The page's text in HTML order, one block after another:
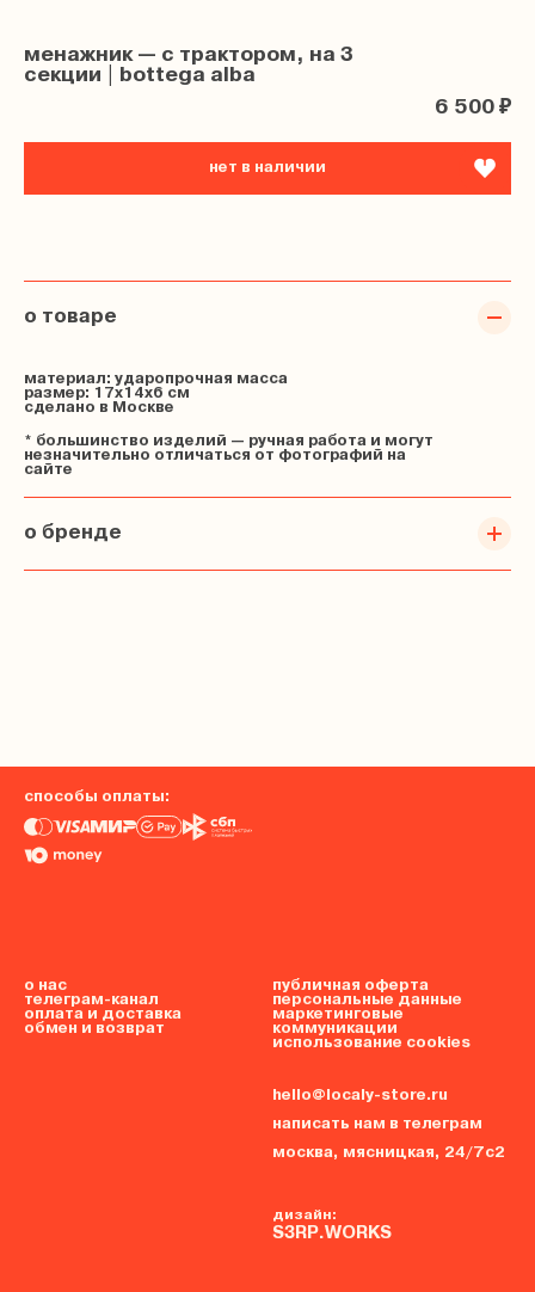
менажник — с трактором, на 3
секции | bottega alba
6 500 ₽
нет в наличии
о товаре
материал: ударопрочная масса
размер: 17х14х6 см
сделано в Москве
* большинство изделий — ручная работа и могут
незначительно отличаться от фотографий на
сайте
о бренде
о нас
телеграм-канал
оплата и доставка
обмен и возврат
публичная оферта
персональные данные
маркетинговые
коммуникации
использование cookies
hello@localy-store.ru
написать нам в телеграм
москва, мясницкая, 24/7с2
дизайн:
S3RP.WORKS
способы оплаты: